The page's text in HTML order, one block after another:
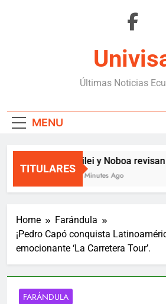
Últimas Noticias
MENU
TITULARES
Milei y Noboa
36 Minutes Ago
Home
Farándula
¡Pedro Capó conquista
emocionante ‘La Carretera Tour’.
FARÁNDULA